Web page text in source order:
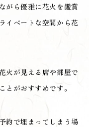
がら優雅に花火を鑑賞
イベートな空間から花
火が見える席や部屋で
とがおすすめです。
約で埋まってしまう場